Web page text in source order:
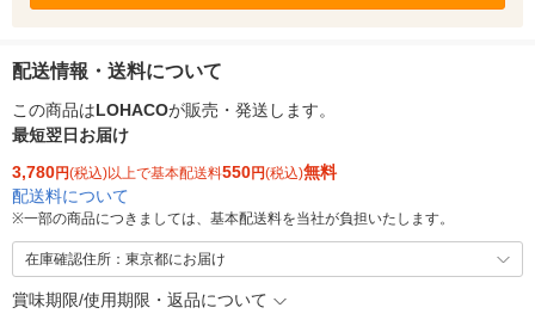
配送情報・送料について
この商品はLOHACOが販売・発送します。
最短翌日お届け
3,780円(税込)以上で基本配送料550円(税込)無料
配送料について
※一部の商品につきましては、基本配送料を当社が負担いたします。
在庫確認住所：東京都にお届け
賞味期限/使用期限・返品について